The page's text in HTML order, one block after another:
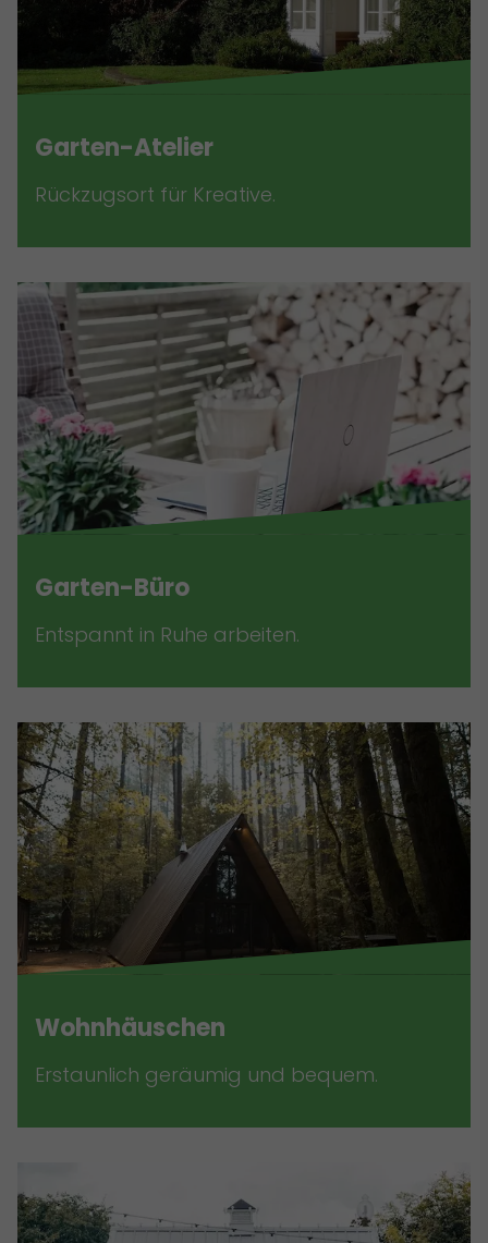
Garten-Atelier
Rückzugsort für Kreative.
Garten-Büro
Entspannt in Ruhe arbeiten.
Wohnhäuschen
Erstaunlich geräumig und bequem.